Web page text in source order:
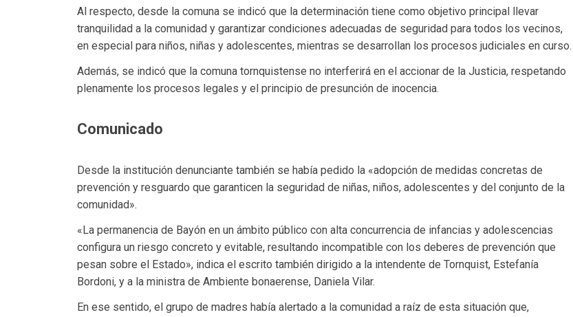
Al respecto, desde la comuna se indicó que la determinación tiene como objetivo principal llevar
tranquilidad a la comunidad y garantizar condiciones adecuadas de seguridad para todos los vecinos,
en especial para niños, niñas y adolescentes, mientras se desarrollan los procesos judiciales en curso.
Además, se indicó que la comuna tornquistense no interferirá en el accionar de la Justicia, respetando
plenamente los procesos legales y el principio de presunción de inocencia.
Comunicado
Desde la institución denunciante también se había pedido la «adopción de medidas concretas de
prevención y resguardo que garanticen la seguridad de niñas, niños, adolescentes y del conjunto de la
comunidad».
«La permanencia de Bayón en un ámbito público con alta concurrencia de infancias y adolescencias
configura un riesgo concreto y evitable, resultando incompatible con los deberes de prevención que
pesan sobre el Estado», indica el escrito también dirigido a la intendente de Tornquist, Estefanía
Bordoni, y a la ministra de Ambiente bonaerense, Daniela Vilar.
En ese sentido, el grupo de madres había alertado a la comunidad a raíz de esta situación que,